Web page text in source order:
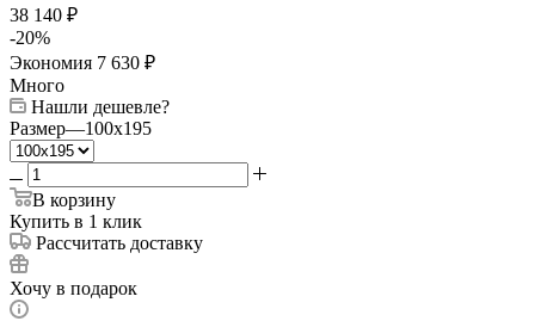
38 140 ₽
-20%
Экономия 7 630 ₽
Много
Нашли дешевле?
Размер—100x195
В корзину
Купить в 1 клик
Рассчитать доставку
Хочу в подарок